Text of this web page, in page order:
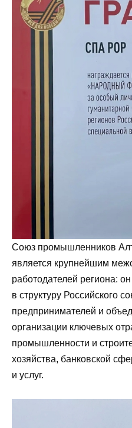
Союз промышленников
является крупнейшим
работодателей региона:
в структуру Российского
предпринимателей и
организации ключевых
промышленности и
хозяйства, банковской
и услуг.